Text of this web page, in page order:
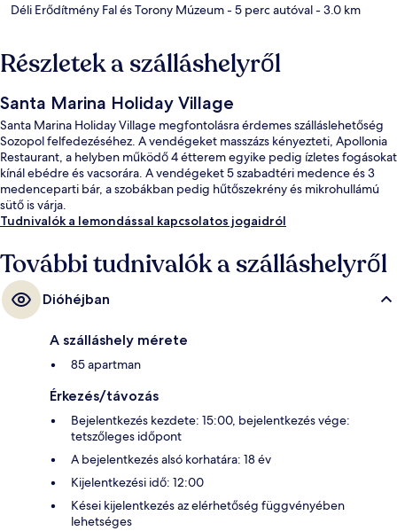
Déli Erődítmény Fal és Torony Múzeum- 5 perc autóval- 3.0 km
Részletek a szálláshelyről
Santa Marina Holiday Village
Santa Marina Holiday Village megfontolásra érdemes szálláslehetőség
Sozopol felfedezéséhez. A vendégeket masszázs kényezteti, Apollonia
Restaurant, a helyben működő 4 étterem egyike pedig ízletes fogásokat
kínál ebédre és vacsorára. A vendégeket 5 szabadtéri medence és 3
medenceparti bár, a szobákban pedig hűtőszekrény és mikrohullámú
sütő is várja.
Tudnivalók a lemondással kapcsolatos jogaidról
További tudnivalók a szálláshelyről
Dióhéjban
A szálláshely mérete
85 apartman
Érkezés/távozás
Bejelentkezés kezdete: 15:00, bejelentkezés vége:
tetszőleges időpont
A bejelentkezés alsó korhatára: 18 év
Kijelentkezési idő: 12:00
Kései kijelentkezés az elérhetőség függvényében
lehetséges